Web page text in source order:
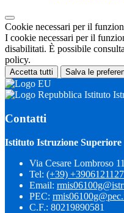
Cookie necessari per il
I cookie necessari per il
disabilitati. È possibile
policy.
Accetta tutti Salva le
Istituto
Contatti
Istituto Istruzione
Via Cesare Lombroso
Tel: (+39)
Email:
PEC:
C.F.: 80219890581